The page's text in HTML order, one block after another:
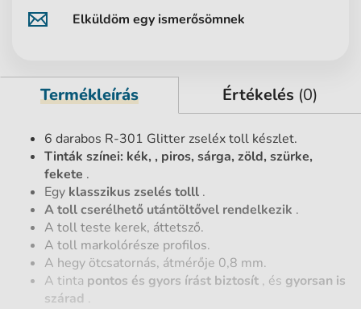
Elküldöm egy ismerősömnek
Termékleírás Értékelés (0)
6 darabos R-301 Glitter zseléx toll készlet.
Tinták színei: kék, , piros, sárga, zöld, szürke,
fekete .
Egy klasszikus zselés tolll .
A toll cserélhető utántöltővel rendelkezik .
A toll teste kerek, áttetsző.
A toll markolórésze profilos.
A hegy ötcsatornás, átmérője 0,8 mm.
A tinta pontos és gyors írást biztosít , és gyorsan is
szárad .